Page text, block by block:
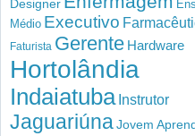
Designer
Médio Executivo
Faturista Gerente Hardware
Hortolândia
Indaiatuba Instrutor
Jaguariúna Jovem